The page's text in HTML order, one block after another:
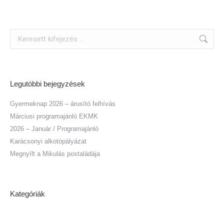
Legutóbbi bejegyzések
Gyermeknap 2026 – árusító felhívás
Márciusi programajánló EKMK
2026 – Január / Programajánló
Karácsonyi alkotópályázat
Megnyílt a Mikulás postaládája
Kategóriák